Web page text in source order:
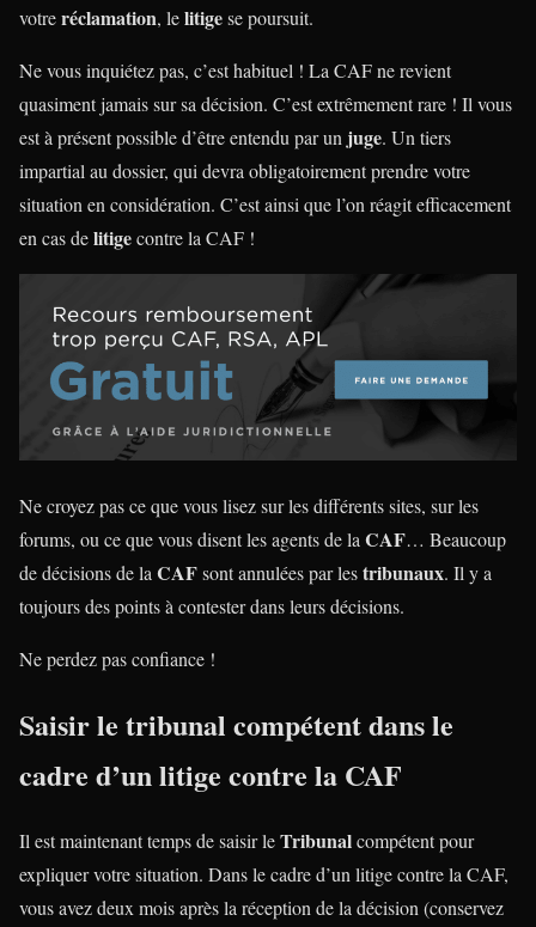
votreréclamation, lelitigese poursuit.
Ne vous inquiétez pas, c’est habituel ! La CAF ne revient
quasiment jamais sur sa décision. C’est extrêmement rare ! Il vous
est à présent possible d’être entendu par un juge. Un tiers
impartial au dossier, qui devra obligatoirement prendre votre
situation en considération. C’est ainsi que l’on réagit efficacement
en cas delitigecontre la CAF !
Ne croyez pas ce que vous lisez sur les différents sites, sur les
forums, ou ce que vous disent les agents de la CAF… Beaucoup
de décisions de la CAFsont annulées par lestribunaux. Il y a
toujours des points à contester dans leurs décisions.
Ne perdez pas confiance !
Saisir le tribunal compétent dans le
cadre d’un litige contre la CAF
Il est maintenant temps de saisir leTribunalcompétent pour
expliquer votre situation. Dans le cadre d’un litige contre la CAF,
vous avez deux mois après la réception de la décision (conservez